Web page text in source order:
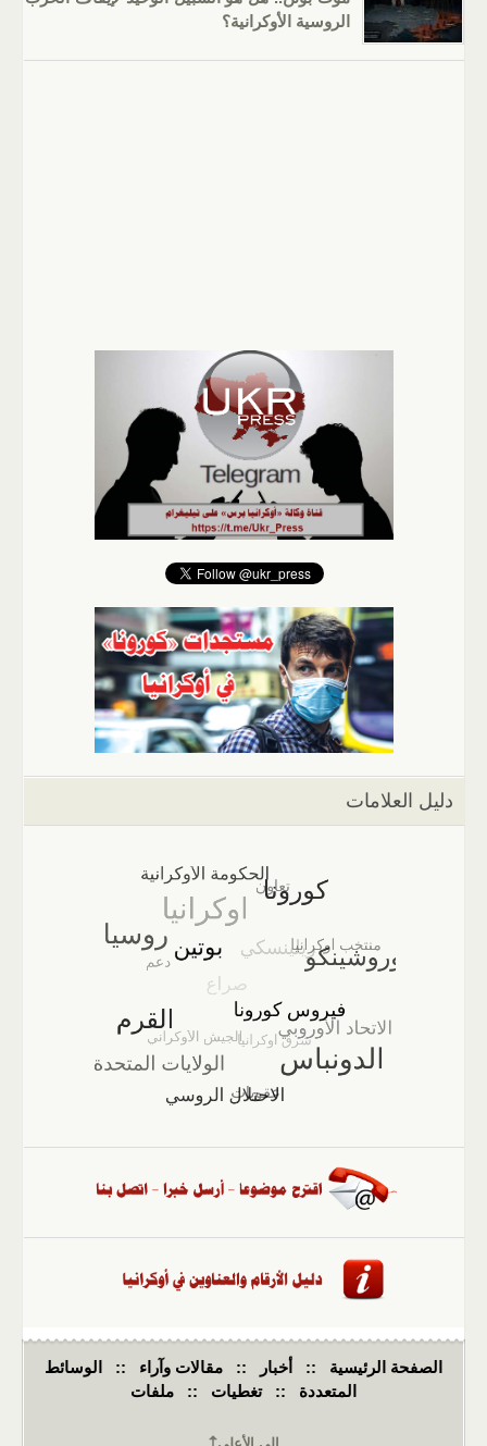
الروسية الأوكرانية؟
دليل العلامات
الصفحة الرئيسية :: أخبار :: مقالات وآراء ::
الوسائط
المتعددة
:: تغطيات :: ملفات